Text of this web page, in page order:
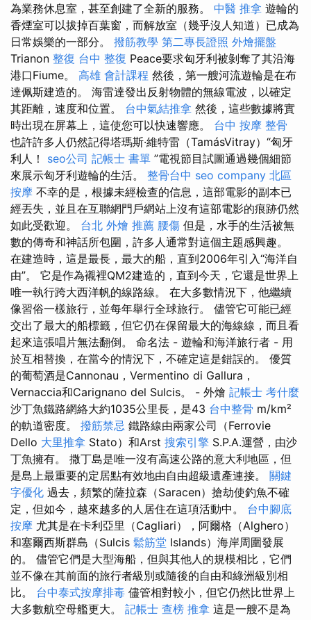
為業務休息室，甚至創建了全新的服務。 中醫 推拿 遊輪的
香煙室可以拔掉百葉窗，而解放室（幾乎沒人知道）已成為
日常娛樂的一部分。 撥筋教學 第二專長證照 外燴擺盤
Trianon 整復 台中 整復 Peace要求匈牙利被剝奪了其沿海
港口Fiume。 高雄 會計課程 然後，第一艘河流遊輪是在布
達佩斯建造的。 海雷達發出反射物體的無線電波，以確定
其距離，速度和位置。 台中氣結推拿 然後，這些數據將實
時出現在屏幕上，這使您可以快速響應。 台中 按摩 整骨
也許許多人仍然記得塔瑪斯·維特雷（TamásVitray）“匈牙
利人！ seo公司 記帳士 書單 ”電視節目試圖通過幾個細節
來展示匈牙利遊輪的生活。 整骨台中 seo company 北區
按摩 不幸的是，根據未經檢查的信息，這部電影的副本已
經丟失，並且在互聯網門戶網站上沒有這部電影的痕跡仍然
如此受歡迎。 台北 外燴 推薦 腰傷 但是，水手的生活被無
數的傳奇和神話所包圍，許多人通常對這個主題感興趣。
在建造時，這是最長，最大的船，直到2006年引入“海洋自
由”。 它是作為襯裡QM2建造的，直到今天，它還是世界上
唯一執行跨大西洋帆的線路線。 在大多數情況下，他繼續
像習俗一樣旅行，並每年舉行全球旅行。 儘管它可能已經
交出了最大的船標籤，但它仍在保留最大的海線線，而且看
起來這張唱片無法翻倒。 命名法 - 遊輪和海洋旅行者 - 用
於互相替換，在當今的情況下，不確定這是錯誤的。 優質
的葡萄酒是Cannonau，Vermentino di Gallura，
Vernaccia和Carignano del Sulcis。 - 外燴 記帳士 考什麼
沙丁魚鐵路網絡大約1035公里長，是43 台中整骨 m/km²
的軌道密度。 撥筋禁忌 鐵路線由兩家公司（Ferrovie
Dello 大里推拿 Stato）和Arst 搜索引擎 S.P.A.運營，由沙
丁魚擁有。 撒丁島是唯一沒有高速公路的意大利地區，但
是島上最重要的定居點有效地由自由超級遺產連接。 關鍵
字優化 過去，頻繁的薩拉森（Saracen）搶劫使釣魚不確
定，但如今，越來越多的人居住在這項活動中。 台中腳底
按摩 尤其是在卡利亞里（Cagliari），阿爾格（Alghero）
和塞爾西斯群島（Sulcis 鬆筋堂 Islands）海岸周圍發展
的。 儘管它們是大型海船，但與其他人的規模相比，它們
並不像在其前面的旅行者級別或隨後的自由和綠洲級別相
比。 台中泰式按摩排毒 儘管相對較小，但它仍然比世界上
大多數航空母艦更大。 記帳士 查榜 推拿 這是一艘不是為